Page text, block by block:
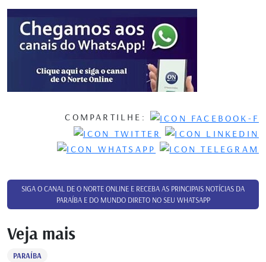
COMPARTILHE:
SIGA O CANAL DE O NORTE ONLINE E RECEBA AS PRINCIPAIS NOTÍCIAS DA
PARAÍBA E DO MUNDO DIRETO NO SEU WHATSAPP
Veja mais
PARAÍBA